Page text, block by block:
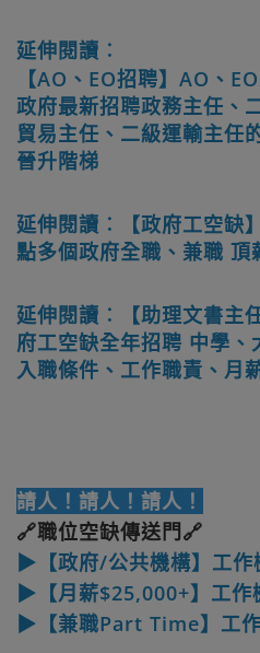
延伸閱讀︰
【AO、EO招聘】AO、
政府最新招聘政務主任、
貿易主任、二級運輸主任
晉升階梯
延伸閱讀︰【政府工空缺
點多個政府全職、兼職
延伸閱讀︰【助理文書主
府工空缺全年招聘 中學
入職條件、工作職責、月
請人！請人！請人！
🔗職位空缺傳送門🔗
▶【政府/公共機構】工作
▶【月薪$25,000+】工作
▶【兼職Part Time】工